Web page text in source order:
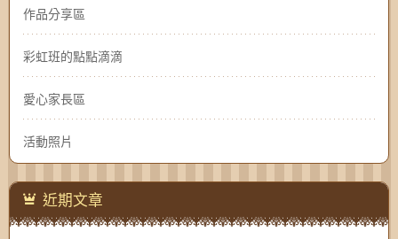
作品分享區
彩虹班的點點滴滴
愛心家長區
活動照片
近期文章